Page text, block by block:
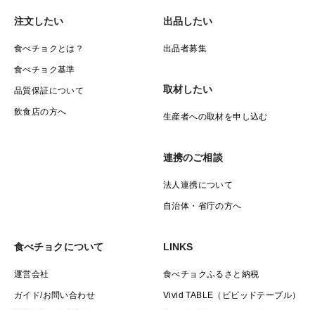
注文したい
食べチョクとは？
食べチョク基準
品質保証について
飲食店の方へ
出品したい
出品者募集
取材したい
生産者への取材を申し込む
連携のご相談
法人連携について
自治体・省庁の方へ
食べチョクについて
運営会社
ガイド/お問い合わせ
LINKS
食べチョクふるさと納税
Vivid TABLE（ビビッドテーブル）